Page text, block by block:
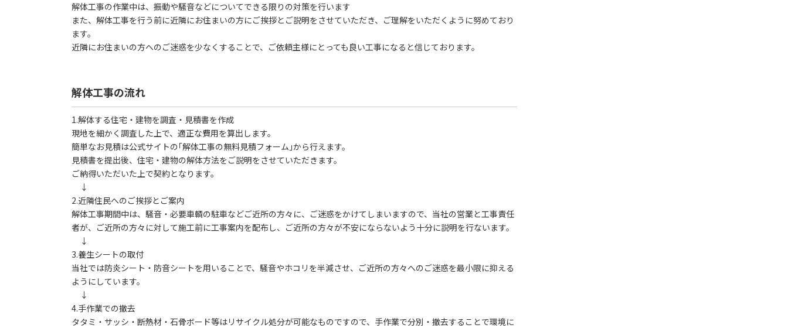
解体工事の作業中は、振動や騒音などについてできる限りの対策を行います
また、解体工事を行う前に近隣にお住まいの方にご挨拶とご説明をさせていただき、ご理解をいただくように努めており
ます。
近隣にお住まいの方へのご迷惑を少なくすることで、ご依頼主様にとっても良い工事になると信じております。
解体工事の流れ
1.解体する住宅・建物を調査・見積書を作成
現地を細かく調査した上で、適正な費用を算出します。
簡単なお見積は公式サイトの｢解体工事の無料見積フォーム｣から行えます。
見積書を提出後、住宅・建物の解体方法をご説明をさせていただきます。
ご納得いただいた上で契約となります。
↓
2.近隣住民へのご挨拶とご案内
解体工事期間中は、騒音・必要車輌の駐車などご近所の方々に、ご迷惑をかけてしまいますので、当社の営業と工事責任
者が、ご近所の方々に対して施工前に工事案内を配布し、ご近所の方々が不安にならないよう十分に説明を行ないます。
↓
3.養生シートの取付
当社では防炎シート・防音シートを用いることで、騒音やホコリを半減させ、ご近所の方々へのご迷惑を最小限に抑える
ようにしています。
↓
4.手作業での撤去
タタミ・サッシ・断熱材・石骨ボード等はリサイクル処分が可能なものですので、手作業で分別・撤去することで環境に